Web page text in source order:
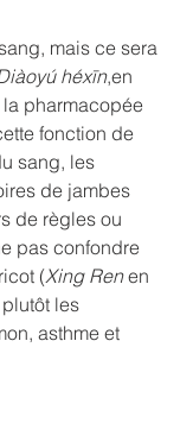
mais ce sera
héxīn,en
pharmacopée
fonction de
sang, les
de jambes
de règles ou
pas confondre
(Xing Ren en
les
asthme et